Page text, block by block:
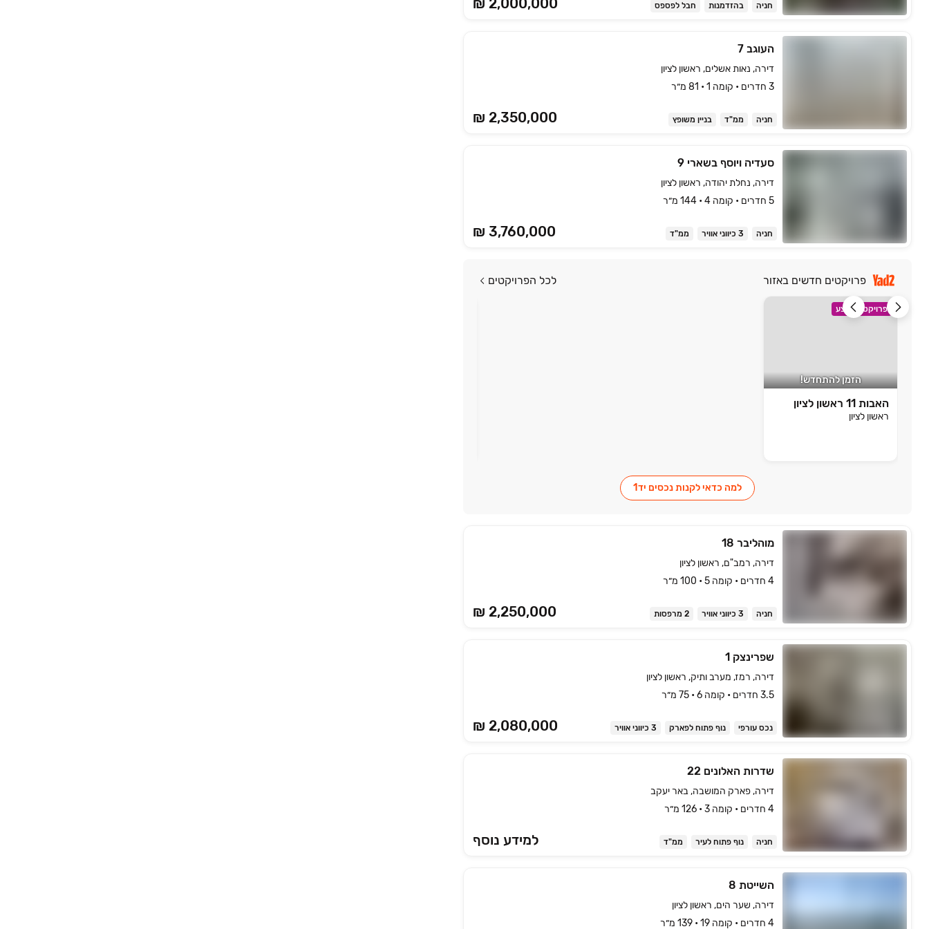
₪ 2,000,000 חניה בהזדמנות חבל לפספס
₪ 2,350,000
העוגב 7
דירה, נאות אשלים, ראשון לציון
3 חדרים • קומה ‎1‏ • 81 מ״ר
חניה ממ"ד בניין משופץ
₪ 3,760,000
סעדיה ויוסף בשארי 9
דירה, נחלת יהודה, ראשון לציון
5 חדרים • קומה ‎4‏ • 144 מ״ר
חניה 3 כיווני אוויר ממ"ד
פרויקטים חדשים באזור לכל הפרויקטים
פרויקט במבצע
הזמן להתחדש!
האבות 11 ראשון לציון
ראשון לציון
למה כדאי לקנות נכסים יד1
₪ 2,250,000
מוהליבר 18
דירה, רמב"ם, ראשון לציון
4 חדרים • קומה ‎5‏ • 100 מ״ר
חניה 3 כיווני אוויר 2 מרפסות
₪ 2,080,000
שפרינצק 1
דירה, רמז, מערב ותיק, ראשון לציון
3.5 חדרים • קומה ‎6‏ • 75 מ״ר
נכס עורפי נוף פתוח לפארק 3 כיווני אוויר
למידע נוסף
שדרות האלונים 22
דירה, פארק המושבה, באר יעקב
4 חדרים • קומה ‎3‏ • 126 מ״ר
חניה נוף פתוח לעיר ממ"ד
השייטת 8
דירה, שער הים, ראשון לציון
4 חדרים • קומה ‎19‏ • 139 מ״ר